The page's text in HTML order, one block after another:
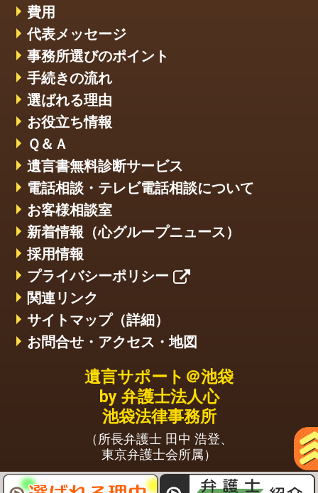
費用
代表メッセージ
事務所選びのポイント
手続きの流れ
選ばれる理由
お役立ち情報
Ｑ＆Ａ
遺言書無料診断サービス
電話相談・テレビ電話相談について
お客様相談室
新着情報（心グループニュース）
採用情報
プライバシーポリシー
関連リンク
サイトマップ（詳細）
お問合せ・アクセス・地図
遺言サポート＠池袋
by 弁護士法人心
池袋法律事務所
（所長弁護士 田中 浩登、
東京弁護士会所属）